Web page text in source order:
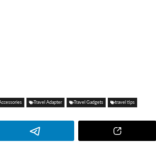
Travel Adapter Travel Gadgets travel tips